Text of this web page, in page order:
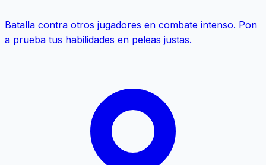
Batalla contra otros jugadores en combate intenso. Pon
a prueba tus habilidades en peleas justas.